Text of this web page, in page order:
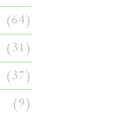
(64)
(31)
(37)
(9)